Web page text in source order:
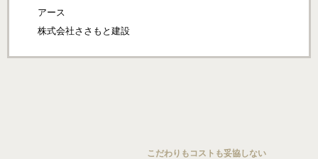
アース
株式会社ささもと建設
こだわりもコストも妥協しない